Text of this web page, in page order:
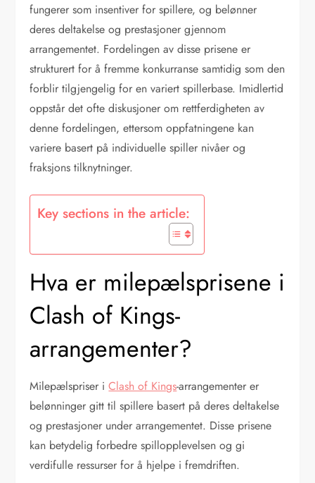
fungerer som insentiver for spillere, og belønner
deres deltakelse og prestasjoner gjennom
arrangementet. Fordelingen av disse prisene er
strukturert for å fremme konkurranse samtidig som den
forblir tilgjengelig for en variert spillerbase. Imidlertid
oppstår det ofte diskusjoner om rettferdigheten av
denne fordelingen, ettersom oppfatningene kan
variere basert på individuelle spiller nivåer og
fraksjons tilknytninger.
Key sections in the article:
Hva er milepælsprisene i
Clash of Kings-
arrangementer?
Milepælspriser iClash of Kings-arrangementer er
belønninger gitt til spillere basert på deres deltakelse
og prestasjoner under arrangementet. Disse prisene
kan betydelig forbedre spillopplevelsen og gi
verdifulle ressurser for å hjelpe i fremdriften.